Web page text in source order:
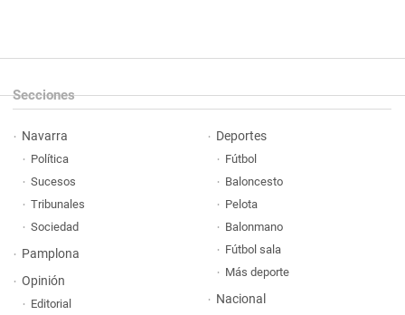
Secciones
Navarra
Política
Sucesos
Tribunales
Sociedad
Pamplona
Opinión
Editorial
Deportes
Fútbol
Baloncesto
Pelota
Balonmano
Fútbol sala
Más deporte
Nacional